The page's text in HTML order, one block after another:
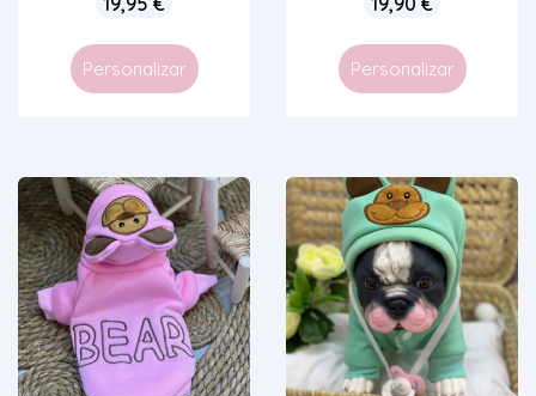
Personalizar Personalizar